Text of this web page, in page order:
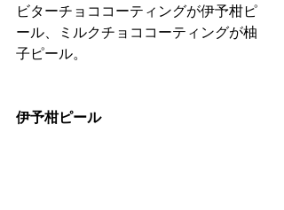
ビターチョココーティングが伊予柑ピ
ール、ミルクチョココーティングが柚
子ピール。
伊予柑ピール